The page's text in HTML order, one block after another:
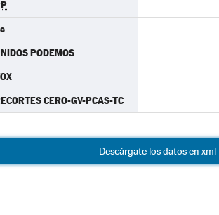
PODEMOS
CERO-GV-PCAS-TC
Descárgate los datos en xml